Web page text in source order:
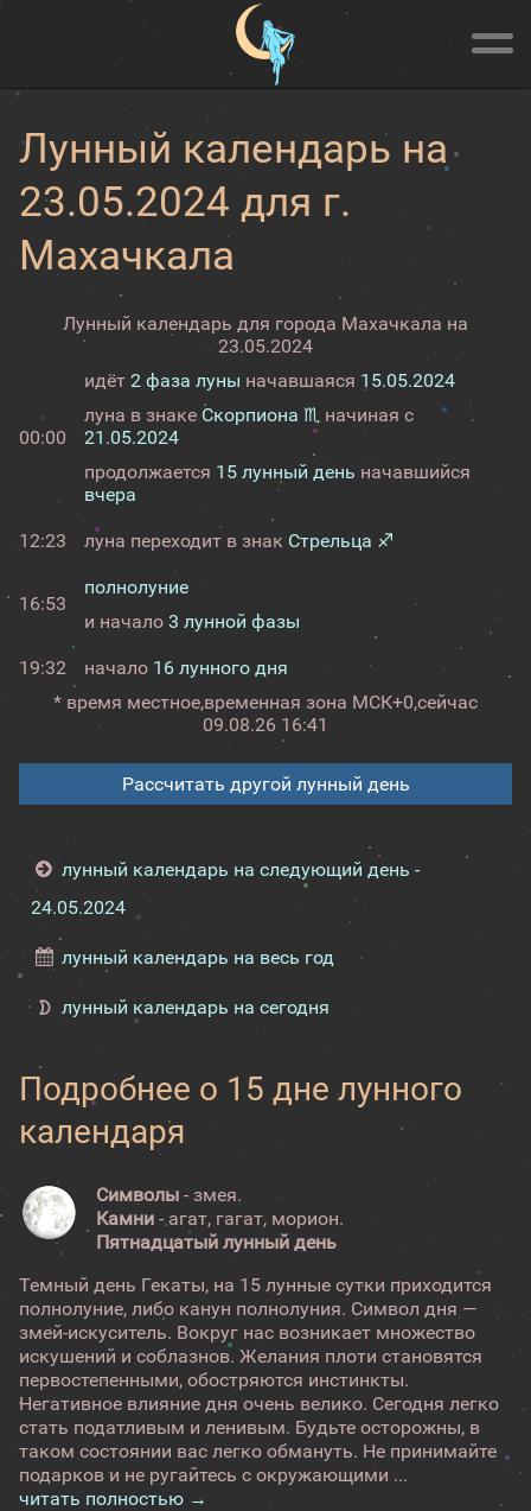
Лунный календарь на
23.05.2024 для г.
Махачкала
Лунный календарь для города Махачкала на
23.05.2024
00:00
идёт 2 фаза луны начавшаяся 15.05.2024
луна в знаке Скорпиона ♏ начиная с
21.05.2024
продолжается 15 лунный день начавшийся
вчера
12:23 луна переходит в знак Стрельца ♐
16:53
полнолуние
и начало 3 лунной фазы
19:32 начало 16 лунного дня
* время местное,временная зона МСК+0,сейчас
09.08.26 16:41
Рассчитать другой лунный день
лунный календарь на следующий день -
24.05.2024
лунный календарь на весь год
лунный календарь на сегодня
Подробнее о 15 дне лунного
календаря
Символы - змея.
Камни - агат, гагат, морион.
Пятнадцатый лунный день
Темный день Гекаты, на 15 лунные сутки приходится
полнолуние, либо канун полнолуния. Символ дня —
змей-искуситель. Вокруг нас возникает множество
искушений и соблазнов. Желания плоти становятся
первостепенными, обостряются инстинкты.
Негативное влияние дня очень велико. Сегодня легко
стать податливым и ленивым. Будьте осторожны, в
таком состоянии вас легко обмануть. Не принимайте
подарков и не ругайтесь с окружающими ...
читать полностью →